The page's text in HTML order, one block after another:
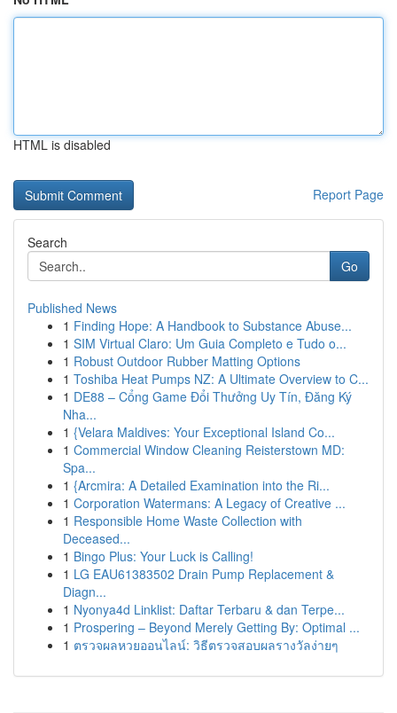
HTML is disabled
Report Page
Search
Go
Published News
1 Finding Hope: A Handbook to Substance Abuse...
1 SIM Virtual Claro: Um Guia Completo e Tudo o...
1 Robust Outdoor Rubber Matting Options
1 Toshiba Heat Pumps NZ: A Ultimate Overview to C...
1 DE88 – Cổng Game Đổi Thưởng Uy Tín, Đăng Ký
Nha...
1 {Velara Maldives: Your Exceptional Island Co...
1 Commercial Window Cleaning Reisterstown MD:
Spa...
1 {Arcmira: A Detailed Examination into the Ri...
1 Corporation Watermans: A Legacy of Creative ...
1 Responsible Home Waste Collection with
Deceased...
1 Bingo Plus: Your Luck is Calling!
1 LG EAU61383502 Drain Pump Replacement &
Diagn...
1 Nyonya4d Linklist: Daftar Terbaru & dan Terpe...
1 Prospering – Beyond Merely Getting By: Optimal ...
1 ตรวจผลหวยออนไลน์: วิธีตรวจสอบผลรางวัลง่ายๆ